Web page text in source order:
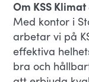
Om KSS
Med kontor i
arbetar vi på
effektiva
bra och